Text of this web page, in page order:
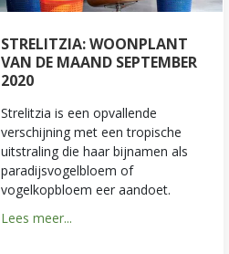
STRELITZIA: WOONPLANT
VAN DE MAAND SEPTEMBER
2020
Strelitzia is een opvallende
verschijning met een tropische
uitstraling die haar bijnamen als
paradijsvogelbloem of
vogelkopbloem eer aandoet.
Lees meer...